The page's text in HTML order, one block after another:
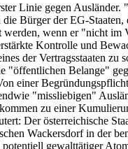
Linie gegen
Bürger der EG-
wenn er "nicht
Kontrolle und
der Vertragsstaaten
Belange"
einer
"missliebigen"
zu einer
Der österreichische
Wackersdorf in der
gewalttätiger